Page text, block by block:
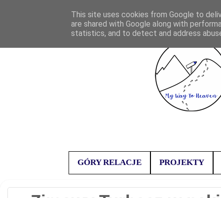
GÓRY RELACJE PROJEKTY
This site uses cookies from Google to
are shared with Google along with
statistics, and to detect and address